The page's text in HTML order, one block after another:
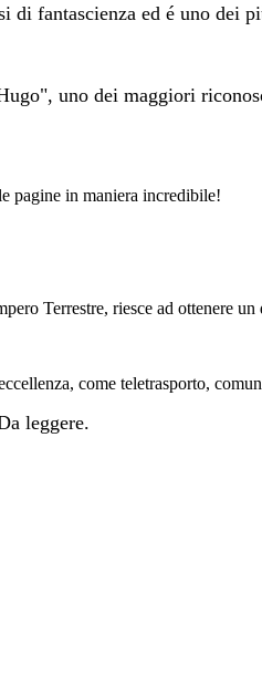
fantascienza ed é uno dei
uno dei maggiori
pagine in maniera incredibile!
Terrestre, riesce ad ottenere un
come teletrasporto,
leggere.